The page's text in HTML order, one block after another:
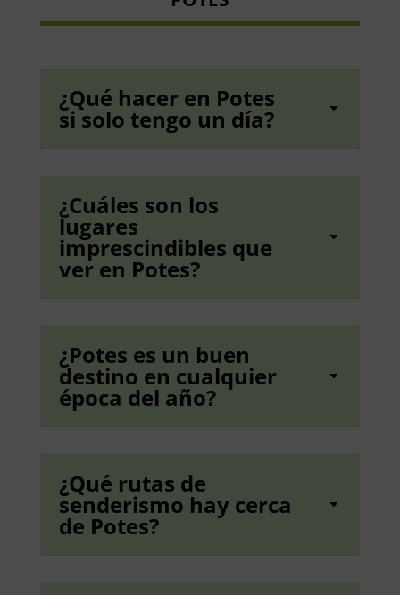
¿Qué hacer en Potes
si solo tengo un día?
¿Cuáles son los
lugares
imprescindibles que
ver en Potes?
¿Potes es un buen
destino en cualquier
época del año?
¿Qué rutas de
senderismo hay cerca
de Potes?